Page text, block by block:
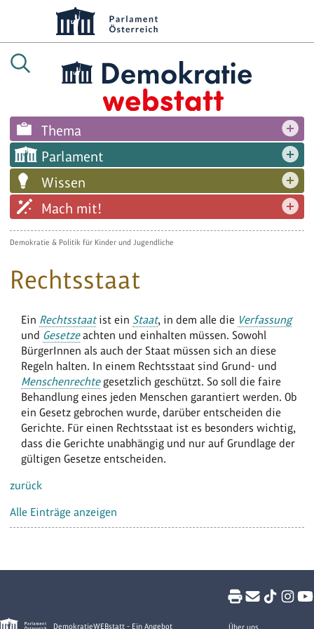
Thema
Parlament
Wissen
Mach mit!
Demokratie & Politik für Kinder und Jugendliche
Rechtsstaat
Ein Rechtsstaatist ein Staat, in dem alle die Verfassung
und Gesetzeachten und einhalten müssen. Sowohl
BürgerInnen als auch der Staat müssen sich an diese
Regeln halten. In einem Rechtsstaat sind Grund- und
Menschenrechtegesetzlich geschützt. So soll die faire
Behandlung eines jeden Menschen garantiert werden. Ob
ein Gesetz gebrochen wurde, darüber entscheiden die
Gerichte. Für einen Rechtsstaat ist es besonders wichtig,
dass die Gerichte unabhängig und nur auf Grundlage der
gültigen Gesetze entscheiden.
zurück
Alle Einträge anzeigen
DemokratieWEBstatt - Ein Angebot Über uns